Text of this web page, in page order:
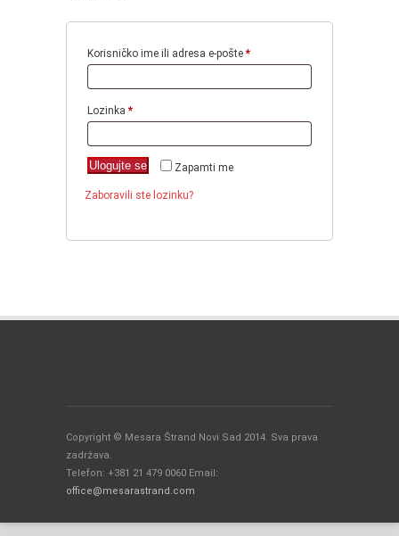
Korisničko ime ili adresa e-pošte *Obavezno
Lozinka *Obavezno
Zapamti me
Ulogujte se
Zaboravili ste lozinku?
Copyright © Mesara Štrand Novi Sad 2014. Sva prava
zadržava.
Telefon: +381 21 479 0060 Email:
office@mesarastrand.com